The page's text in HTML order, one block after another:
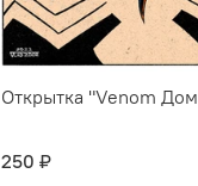
Открытка "Venom
250 ₽